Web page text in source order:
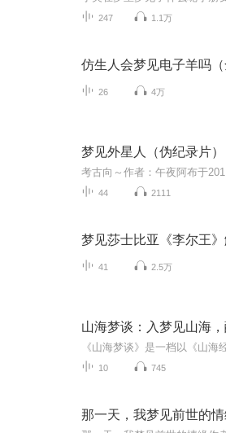
247 1.1万
仿生人会梦见电子羊吗（
26 4万
梦见外星人（伪纪录片）
44 2111
梦见莎士比亚《李尔王
41 2.5万
山海梦谈：入梦见山海
10 745
那一天，我梦见前世的